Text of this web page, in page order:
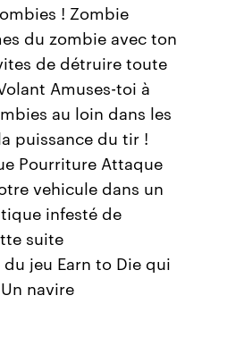
! Zombie
du zombie avec ton
de détruire toute
Amuses-toi à
au loin dans les
puissance du tir !
Pourriture Attaque
vehicule dans un
infesté de
suite
jeu Earn to Die qui
navire